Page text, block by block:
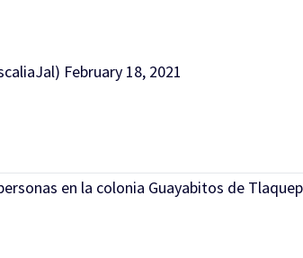
February 18, 2021
en la colonia Guayabitos de